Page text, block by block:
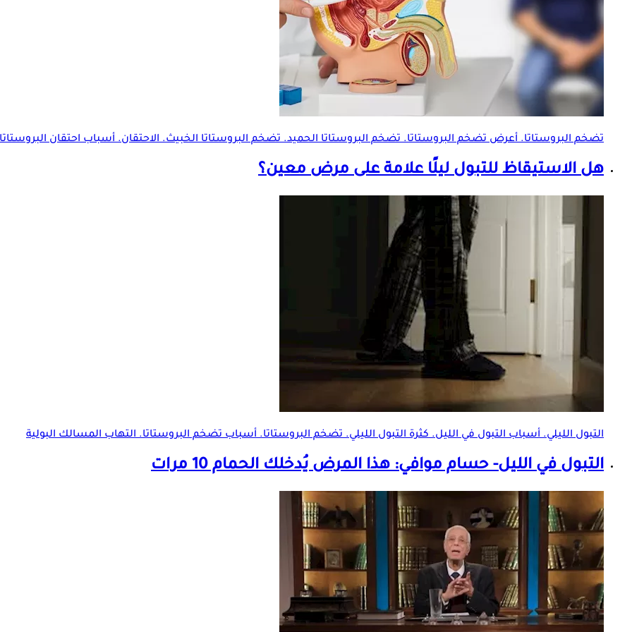
تضخم البروستاتا. أعرضتضخم البروستاتا.تضخم البروستاتاالحميد.تضخم البروستاتاالخبيث. الاحتقان. أسباب احتقان
هل الاستيقاظ للتبول ليلًا علامة على مرض معين؟
التبول الليلي. أسباب التبول في الليل. كثرة التبول الليلي.تضخم البروستاتا. أسبابتضخم البروستاتا. التهاب المسالك البولية
التبول في الليل- حسام موافي: هذا المرض يُدخلك الحمام 10 مرات